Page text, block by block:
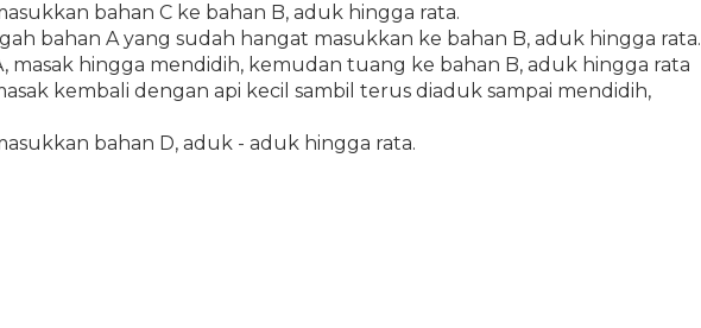
bahan C ke bahan B, aduk hingga rata.
bahan A yang sudah hangat masukkan ke bahan B, aduk hingga rata.
masak hingga mendidih, kemudan tuang ke bahan B, aduk hingga rata
kembali dengan api kecil sambil terus diaduk sampai mendidih,
bahan D, aduk - aduk hingga rata.